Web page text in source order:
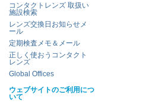
コンタクトレンズ 取扱い
施設検索
レンズ交換日お知らせメ
ール
定期検査メモ＆メール
正しく使おうコンタクト
レンズ
Global Offices
ウェブサイトのご利用につ
いて